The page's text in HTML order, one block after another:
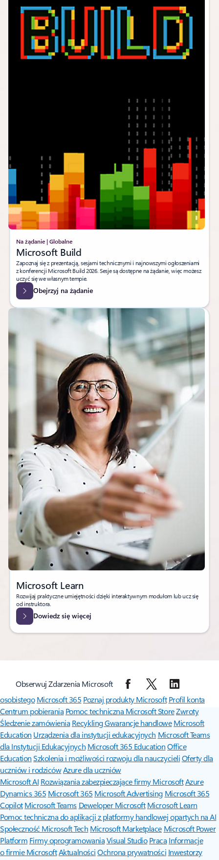
Na żądanie | Globalne
Microsoft Build
Zapoznaj się z prezentacją, sesjami technicznymi i najnowszymi ogłoszeniami
z konferencji Microsoft Build 2026. Sesje są dostępne na żądanie, więc możesz
uczyć się we własnym tempie.
Obejrzyj na żądanie
Microsoft Learn
Rozwijaj praktyczne umiejętności dzięki interaktywnym modułom lub ucz się
od instruktora.
Dowiedz się więcej
Obserwuj Zdarzenia Microsoft
Surface ProSurface Laptop Copilot dla organizacji
Copilot do użytku
osobistego Microsoft 365 Poznaj produkty Microsoft Profil konta
Centrum pobierania Pomoc techniczna Microsoft StoreZwroty
Śledzenie zamówienia RecyklingGwarancje handlowe Microsoft
Education Urządzenia dla instytucji edukacyjnych Microsoft Teams
dla Instytucji Edukacyjnych Microsoft 365 EducationOffice
Education Szkolenia i możliwości rozwoju dla nauczycieliOferty dla
uczniów i rodzicówAzure dla uczniów
Microsoft AI Rozwiązania zabezpieczające firmy MicrosoftAzure
Dynamics 365 Microsoft 365 Microsoft Advertising Microsoft 365
Copilot Microsoft Teams Deweloper Microsoft Microsoft Learn
Pomoc techniczna do aplikacji z platformy handlowej opartych na AI
Społeczność Microsoft Tech Microsoft Marketplace Microsoft Power
Platform Firmy oprogramowaniaVisual Studio Praca Informacje
o firmie MicrosoftAktualnościOchrona prywatności Inwestorzy